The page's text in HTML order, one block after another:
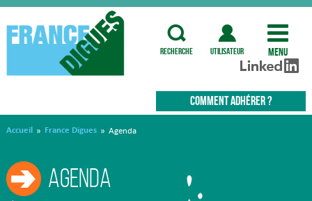
recherche utilisateur Menu
COMMENT ADHÉRER ?
Accueil » France Digues » Agenda
Agenda